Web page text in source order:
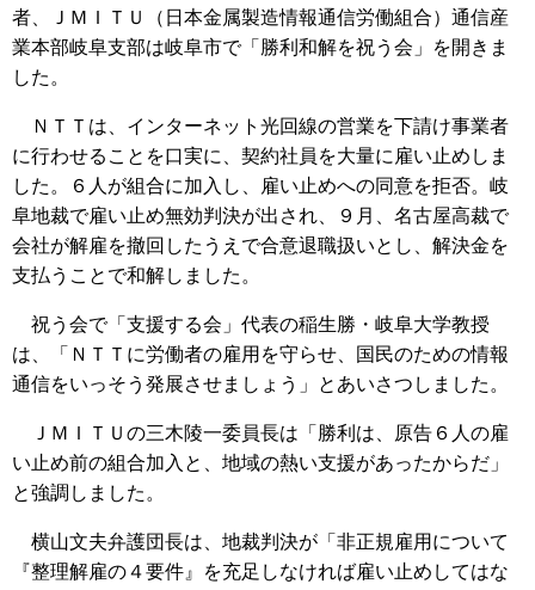
者、ＪＭＩＴＵ（日本金属製造情報通信労働組合）通信産
業本部岐阜支部は岐阜市で「勝利和解を祝う会」を開きま
した。
ＮＴＴは、インターネット光回線の営業を下請け事業者
に行わせることを口実に、契約社員を大量に雇い止めしま
した。６人が組合に加入し、雇い止めへの同意を拒否。岐
阜地裁で雇い止め無効判決が出され、９月、名古屋高裁で
会社が解雇を撤回したうえで合意退職扱いとし、解決金を
支払うことで和解しました。
祝う会で「支援する会」代表の稲生勝・岐阜大学教授
は、「ＮＴＴに労働者の雇用を守らせ、国民のための情報
通信をいっそう発展させましょう」とあいさつしました。
ＪＭＩＴＵの三木陵一委員長は「勝利は、原告６人の雇
い止め前の組合加入と、地域の熱い支援があったからだ」
と強調しました。
横山文夫弁護団長は、地裁判決が「非正規雇用について
『整理解雇の４要件』を充足しなければ雇い止めしてはな